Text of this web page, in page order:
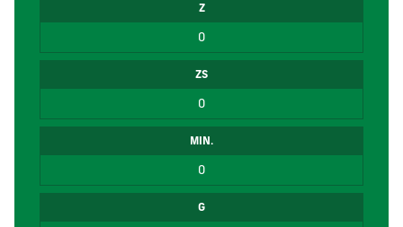
Z
0
ZS
0
MIN.
0
G